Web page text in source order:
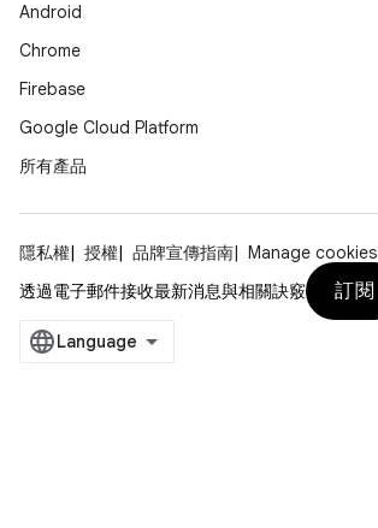
Android
Chrome
Firebase
Google Cloud Platform
所有產品
隱私權 授權 品牌宣傳指南
Manage cookies
透過電子郵件接收最新消息與相關訣竅
訂閱